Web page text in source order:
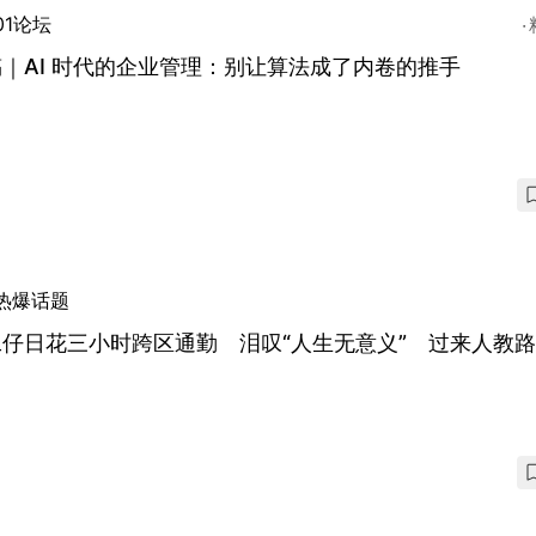
论坛
AI 时代的企业管理：别让算法成了内卷的推手
爆话题
日花三小时跨区通勤 泪叹“人生无意义” 过来人教